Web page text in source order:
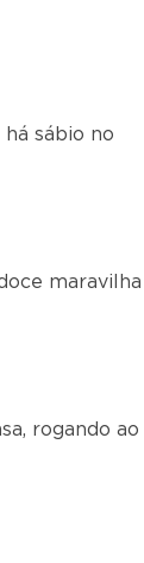
sábio no
maravilha
rogando ao